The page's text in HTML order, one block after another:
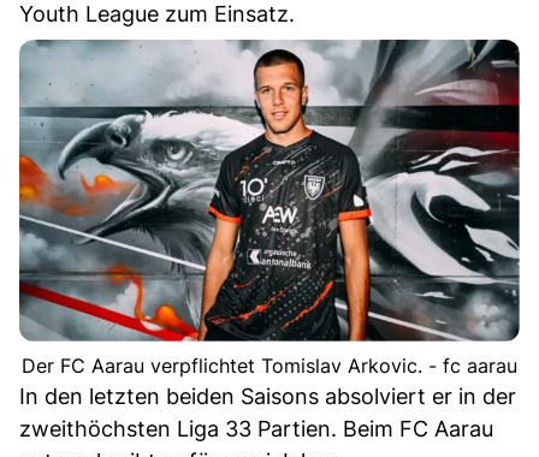
Youth League zum Einsatz.
Der FC Aarau verpflichtet Tomislav Arkovic. - fc aarau
In den letzten beiden Saisons absolviert er in der
zweithöchsten Liga 33 Partien. Beim FC Aarau